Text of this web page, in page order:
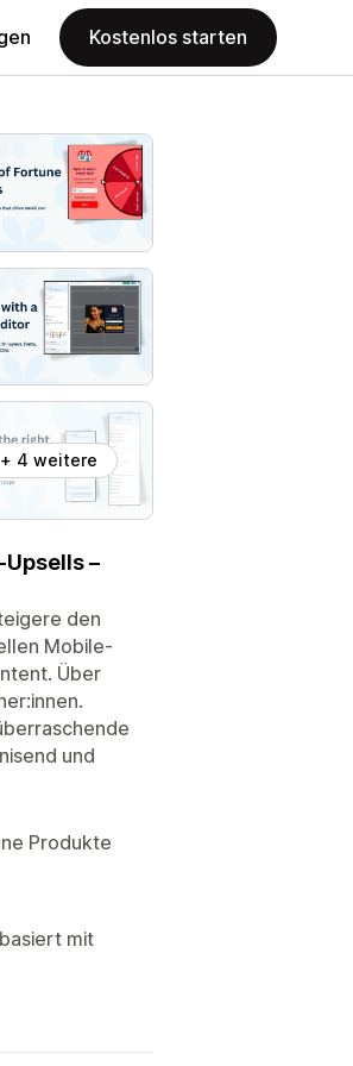
Kostenlos starten
+ 4 weitere
–
den
Mobile-
Über
und
Produkte
mit